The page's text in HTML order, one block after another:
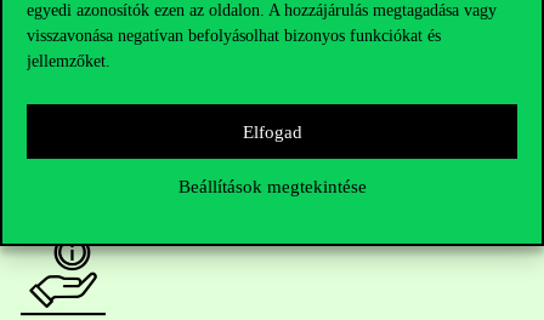
egyedi azonosítók ezen az oldalon. A hozzájárulás megtagadása vagy
visszavonása negatívan befolyásolhat bizonyos funkciókat és
jellemzőket.
Elfogad
Beállítások megtekintése
Oktatói elérhetőségek
Sajtó:press@uni-corvinus.hu